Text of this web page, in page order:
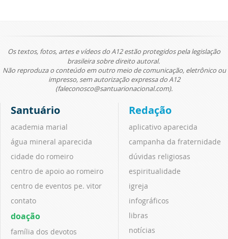
Os textos, fotos, artes e vídeos do A12 estão protegidos pela legislação
brasileira sobre direito autoral.
Não reproduza o conteúdo em outro meio de comunicação, eletrônico ou
impresso, sem autorização expressa do A12
(faleconosco@santuarionacional.com).
Santuário
academia marial
água mineral aparecida
cidade do romeiro
centro de apoio ao romeiro
centro de eventos pe. vitor
contato
doação
família dos devotos
Redação
aplicativo aparecida
campanha da fraternidade
dúvidas religiosas
espiritualidade
igreja
infográficos
libras
notícias